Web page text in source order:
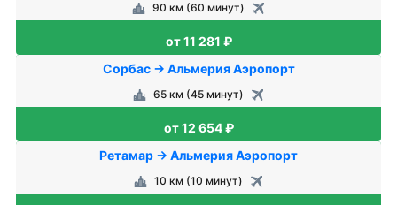
90 км (60 минут)
от 11 281 ₽
Сорбас → Альмерия Аэропорт
65 км (45 минут)
от 12 654 ₽
Ретамар → Альмерия Аэропорт
10 км (10 минут)